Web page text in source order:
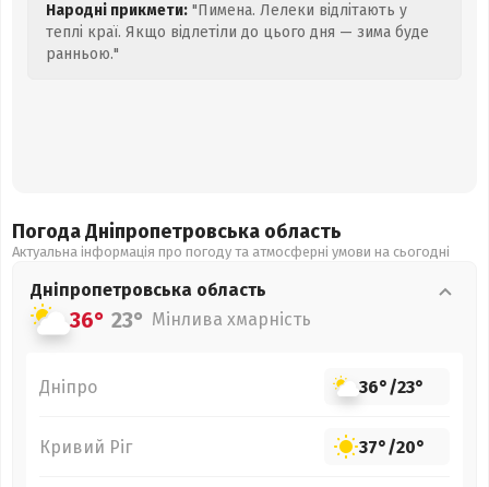
Народні прикмети: "Пимена. Лелеки відлітають у
теплі краї. Якщо відлетіли до цього дня — зима буде
ранньою."
Погода Дніпропетровська область
Актуальна інформація про погоду та атмосферні умови на сьогодні
Дніпропетровська область
36° 23° Мінлива хмарність
Дніпро 36°/23°
Кривий Ріг 37°/20°